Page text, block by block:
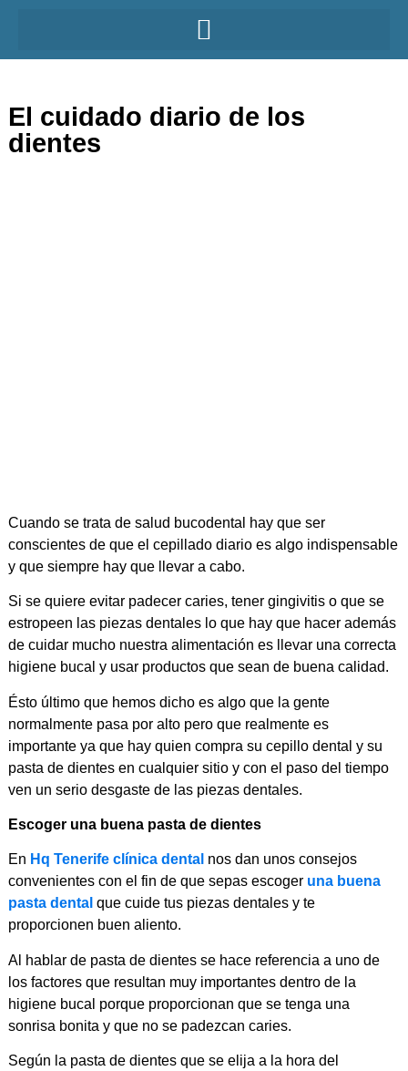
El cuidado diario de los
dientes
Cuando se trata de salud bucodental hay que ser
conscientes de que el cepillado diario es algo indispensable
y que siempre hay que llevar a cabo.
Si se quiere evitar padecer caries, tener gingivitis o que se
estropeen las piezas dentales lo que hay que hacer además
de cuidar mucho nuestra alimentación es llevar una correcta
higiene bucal y usar productos que sean de buena calidad.
Ésto último que hemos dicho es algo que la gente
normalmente pasa por alto pero que realmente es
importante ya que hay quien compra su cepillo dental y su
pasta de dientes en cualquier sitio y con el paso del tiempo
ven un serio desgaste de las piezas dentales.
Escoger una buena pasta de dientes
En Hq Tenerife clínica dental nos dan unos consejos
convenientes con el fin de que sepas escoger una buena
pasta dental que cuide tus piezas dentales y te
proporcionen buen aliento.
Al hablar de pasta de dientes se hace referencia a uno de
los factores que resultan muy importantes dentro de la
higiene bucal porque proporcionan que se tenga una
sonrisa bonita y que no se padezcan caries.
Según la pasta de dientes que se elija a la hora del